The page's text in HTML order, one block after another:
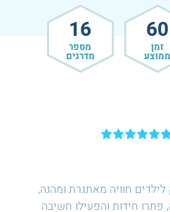
חוויה מאתגרת ומהנה,
חידות והפעילו חשיבה
60
זמן
ממוצע
16
מספר
מדרגים